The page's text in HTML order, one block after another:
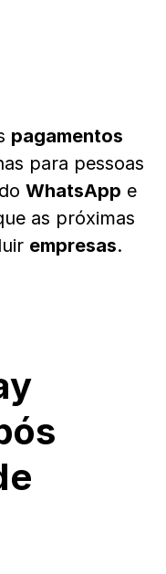
pagamentos
para pessoas
WhatsApp e
as próximas
empresas.